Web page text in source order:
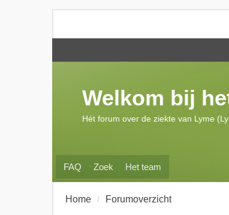
FAQ Zoek Het team
Welkom bij
Hét forum over de ziekte van Lyme
Home Forumoverzicht